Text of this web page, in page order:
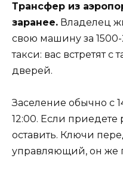
Трансфер из
заранее. Владелец
свою машину за
такси: вас встретят с
дверей.
Заселение обычно с
12:00. Если
оставить. Ключи
управляющий, он же